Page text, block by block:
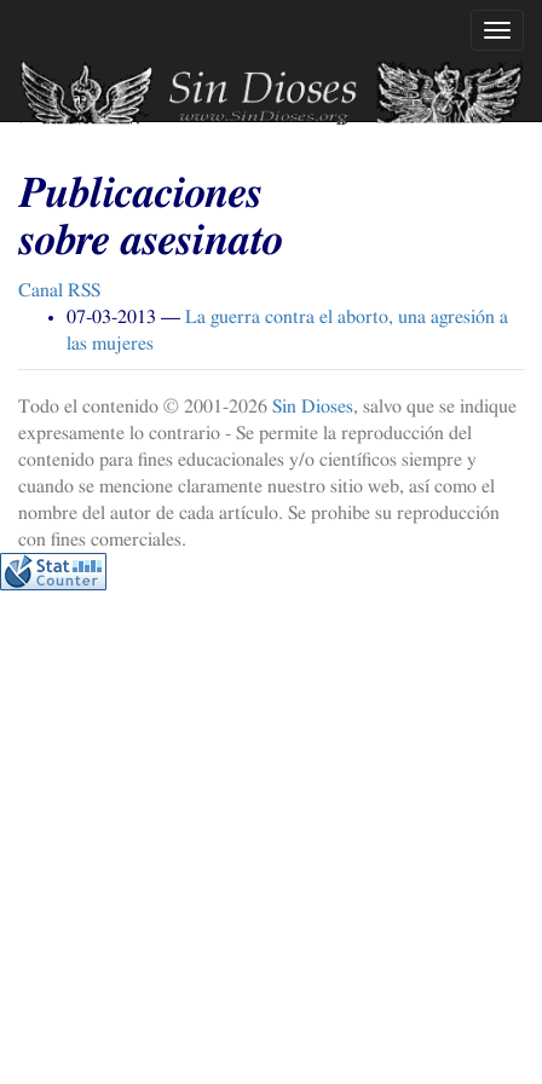
contenido
principal
Publicaciones
sobre asesinato
Canal RSS
07-03-2013
La guerra contra el aborto, una agresión a
las mujeres
Todo el contenido © 2001-2026 Sin Dioses, salvo que se indique
expresamente lo contrario - Se permite la reproducción del
contenido para fines educacionales y/o científicos siempre y
cuando se mencione claramente nuestro sitio web, así como el
nombre del autor de cada artículo. Se prohibe su reproducción
con fines comerciales.